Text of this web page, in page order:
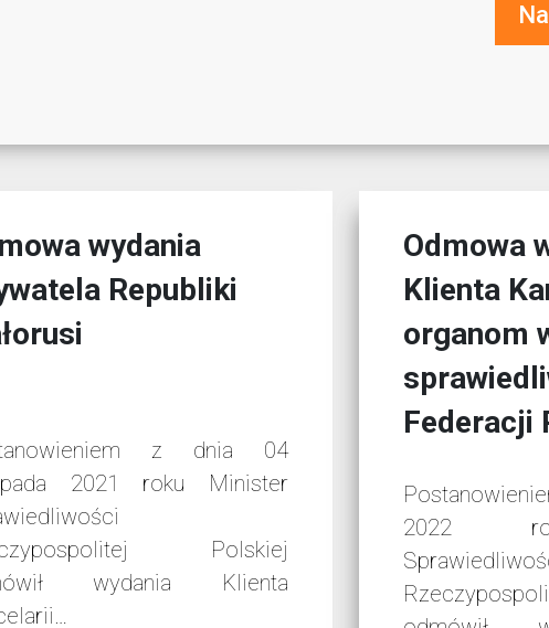
wydania
Republiki
z dnia 04
2021 roku Minister
Polskiej
wydania Klienta
Odmowa
Klienta
organom
Federacji
2022